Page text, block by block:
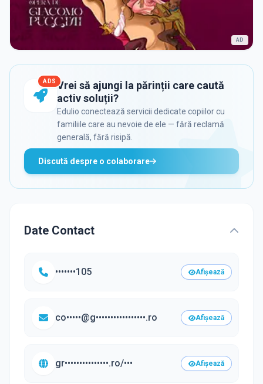
AD
ADS Vrei să ajungi la părinții care caută
activ soluții?
Edulio conectează servicii dedicate copiilor cu
familiile care au nevoie de ele — fără reclamă
generală, fără risipă.
Discută despre o colaborare
Date Contact
•••••••105 Afișează
co•••••@g•••••••••••••••••.ro Afișează
gr•••••••••••••••.ro/••• Afișează